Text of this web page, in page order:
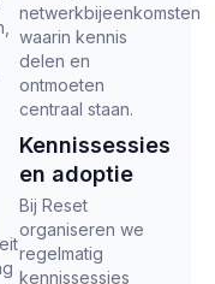
netwerkbijeenkomsten
waarin kennis
delen en
ontmoeten
centraal staan.
Kennissessies
en adoptie
Bij Reset
organiseren we
regelmatig
kennissessies